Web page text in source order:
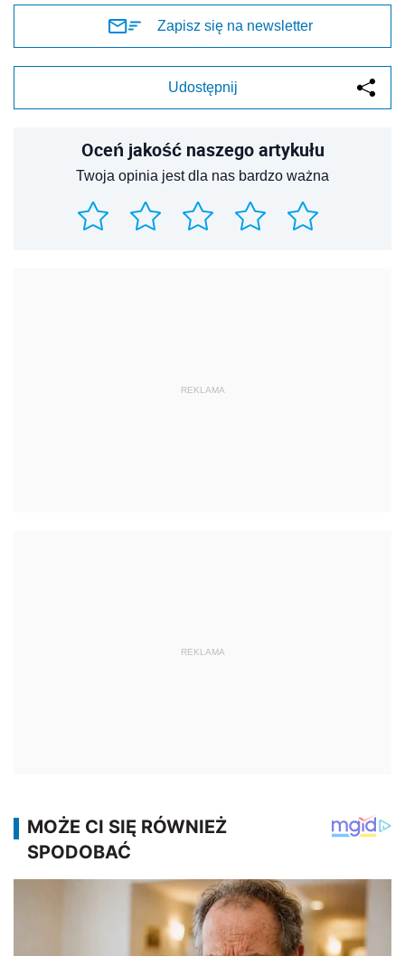
Zapisz się na newsletter
Udostępnij
Oceń jakość naszego artykułu
Twoja opinia jest dla nas bardzo ważna
REKLAMA
REKLAMA